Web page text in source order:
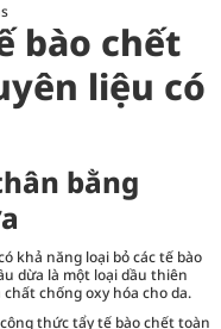
bào chết
liệu có
bằng
khả năng loại bỏ các tế bào
dừa là một loại dầu thiên
chống oxy hóa cho da.
thức tẩy tế bào chết toàn